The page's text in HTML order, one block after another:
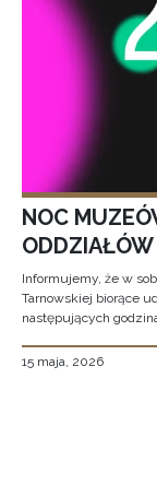
NOC
Informujemy, że w
Tarnowskiej biorące
następujących
15 maja, 2026